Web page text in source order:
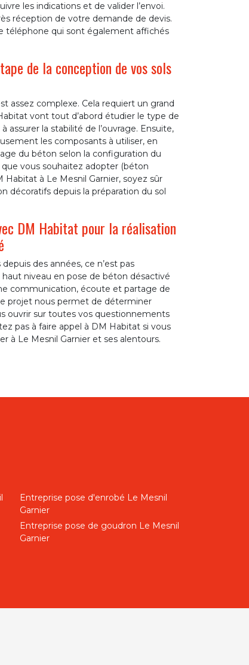
les indications et de valider l’envoi.
réception de votre demande de devis.
téléphone qui sont également affichés
de la conception de vos sols
assez complexe. Cela requiert un grand
vont tout d’abord étudier le type de
la stabilité de l’ouvrage. Ensuite,
les composants à utiliser, en
du béton selon la configuration du
vous souhaitez adopter (béton
à Le Mesnil Garnier, soyez sûr
décoratifs depuis la préparation du sol
DM Habitat pour la réalisation
des années, ce n’est pas
niveau en pose de béton désactivé
communication, écoute et partage de
projet nous permet de déterminer
ouvrir sur toutes vos questionnements
pas à faire appel à DM Habitat si vous
à Le Mesnil Garnier et ses alentours.
Entreprise pose d'enrobé Le Mesnil
Garnier
Entreprise pose de goudron Le Mesnil
Garnier